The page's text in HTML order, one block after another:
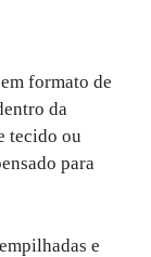
formato de
da
tecido ou
para
e